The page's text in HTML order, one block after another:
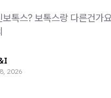
톡스? 보톡스랑 다른건가
2026